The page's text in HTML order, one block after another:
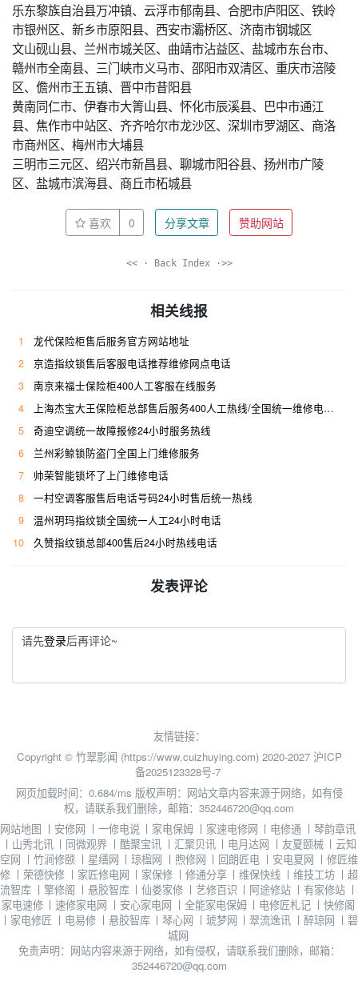
乐东黎族自治县万冲镇、云浮市郁南县、合肥市庐阳区、铁岭
市银州区、新乡市原阳县、西安市灞桥区、济南市钢城区
文山砚山县、兰州市城关区、曲靖市沾益区、盐城市东台市、
赣州市全南县、三门峡市义马市、邵阳市双清区、重庆市涪陵
区、儋州市王五镇、晋中市昔阳县
黄南同仁市、伊春市大箐山县、怀化市辰溪县、巴中市通江
县、焦作市中站区、齐齐哈尔市龙沙区、深圳市罗湖区、商洛
市商州区、梅州市大埔县
三明市三元区、绍兴市新昌县、聊城市阳谷县、扬州市广陵
区、盐城市滨海县、商丘市柘城县
喜欢 0 分享文章 赞助网站
<< · Back Index ·>>
相关线报
1
龙代保险柜售后服务官方网站地址
2
京造指纹锁售后客服电话推荐维修网点电话
3
南京来福士保险柜400人工客服在线服务
4
上海杰宝大王保险柜总部售后服务400人工热线/全国统一维修电话是多少
5
奇迪空调统一故障报修24小时服务热线
6
兰州彩鲸锁防盗门全国上门维修服务
7
帅荣智能锁坏了上门维修电话
8
一村空调客服售后电话号码24小时售后统一热线
9
温州玥玛指纹锁全国统一人工24小时电话
10
久赞指纹锁总部400售后24小时热线电话
发表评论
请先登录后再评论~
友情链接：
Copyright © 竹翠影闻 (https://www.cuizhuying.com) 2020-2027 沪ICP
备2025123328号-7
网页加载时间：0.684/ms 版权声明：网站文章内容来源于网络，如有侵
权，请联系我们删除，邮箱：352446720@qq.com
网站地图 丨 安修网 丨 一修电说 丨 家电保姆 丨 家速电修网 丨 电修通 丨琴韵章讯
丨 山秀北讯 丨 同微观界 丨 酷聚宝讯 丨 汇聚贝讯 丨 电月达网 丨 友夏颐械 丨云知
空网 丨 竹涧修颐 丨 星缮网 丨琼楹网 丨 煦修网 丨 回朗匠电 丨 安电夏网 丨 修匠维
修 丨 荣德快修 丨 家匠修电网 丨 家保修 丨 修通分享 丨维保快线 丨维技工坊 丨 超
流智库 丨 擎修阁 丨 悬胶智库 丨仙娄家修 丨 艺修百识 丨 阿途修站 丨 有家修站 丨
家电速修 丨 速修家电网 丨 安心家电网 丨 全能家电保姆 丨 电修匠札记 丨 快修阁
丨 家电修匠 丨 电易修 丨 悬胶智库 丨琴心网 丨 琥梦网 丨翠流逸讯 丨醉琼网 丨 碧
城网
免责声明：网站内容来源于网络，如有侵权，请联系我们删除，邮箱：
352446720@qq.com